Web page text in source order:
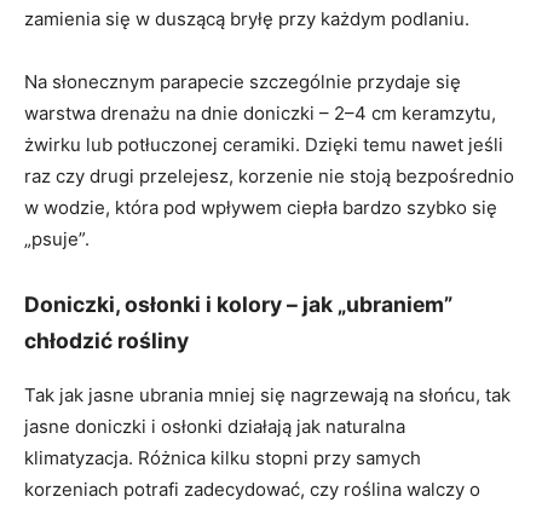
zamienia się w duszącą bryłę przy każdym podlaniu.
Na słonecznym parapecie szczególnie przydaje się
warstwa drenażu na dnie doniczki – 2–4 cm keramzytu,
żwirku lub potłuczonej ceramiki. Dzięki temu nawet jeśli
raz czy drugi przelejesz, korzenie nie stoją bezpośrednio
w wodzie, która pod wpływem ciepła bardzo szybko się
„psuje”.
Doniczki, osłonki i kolory – jak „ubraniem”
chłodzić rośliny
Tak jak jasne ubrania mniej się nagrzewają na słońcu, tak
jasne doniczki i osłonki działają jak naturalna
klimatyzacja. Różnica kilku stopni przy samych
korzeniach potrafi zadecydować, czy roślina walczy o